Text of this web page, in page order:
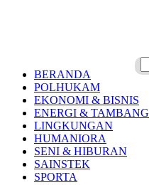
BERANDA
POLHUKAM
EKONOMI & BISNIS
ENERGI & TAMBANG
LINGKUNGAN
HUMANIORA
SENI & HIBURAN
SAINSTEK
SPORTA